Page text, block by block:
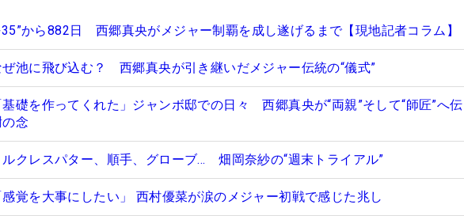
から882日 西郷真央がメジャー制覇を成し遂げるまで【現地記者コラム】
ぜ池に飛び込む？ 西郷真央が引き継いだメジャー伝統の“儀式”
基礎を作ってくれた」ジャンボ邸での日々 西郷真央が“両親”そして“師匠”へ
念
ルクレスパター、順手、グローブ… 畑岡奈紗の“週末トライアル”
感覚を大事にしたい」 西村優菜が涙のメジャー初戦で感じた兆し